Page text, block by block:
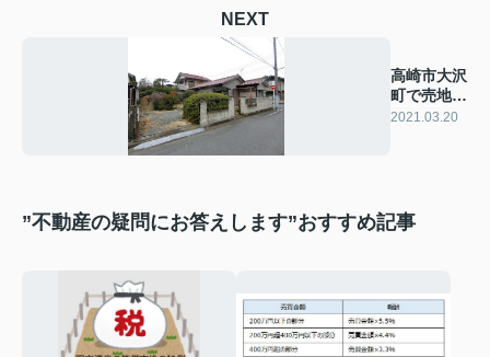
NEXT
高崎市大沢
町で売地が
でました！
2021.03.20
”不動産の疑問にお答えします”おすすめ記事